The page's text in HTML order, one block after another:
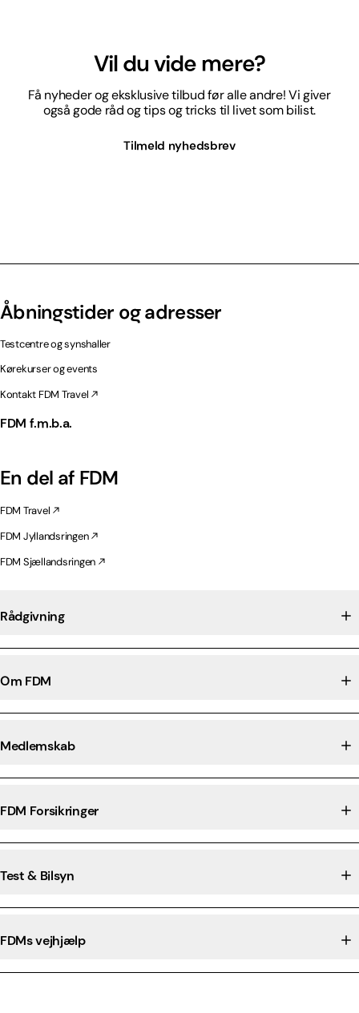
Vil du vide mere?
Få nyheder og eksklusive tilbud før alle andre! Vi giver
også gode råd og tips og tricks til livet som bilist.
Tilmeld nyhedsbrev
Åbningstider og adresser
Testcentre og synshaller
Kørekurser og events
Kontakt FDM Travel
FDM f.m.b.a.
En del af FDM
FDM Travel
FDM Jyllandsringen
FDM Sjællandsringen
Rådgivning
Om FDM
Medlemskab
FDM Forsikringer
Test & Bilsyn
FDMs vejhjælp